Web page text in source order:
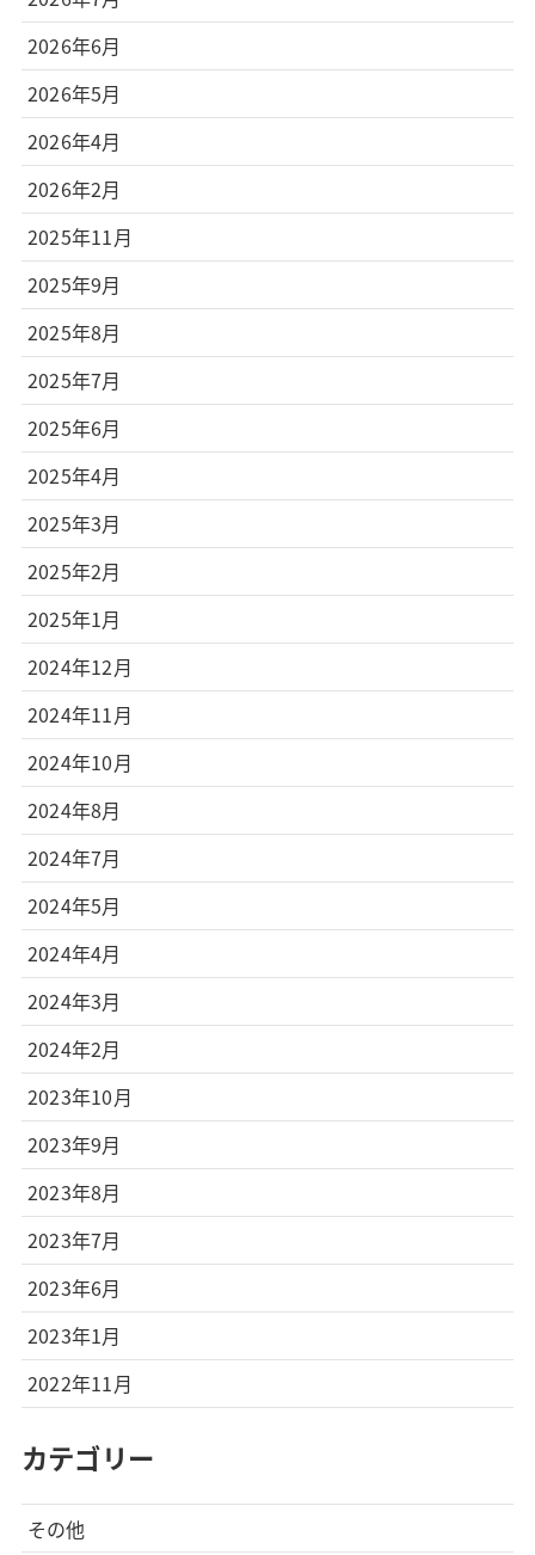
2026年6月
2026年5月
2026年4月
2026年2月
2025年11月
2025年9月
2025年8月
2025年7月
2025年6月
2025年4月
2025年3月
2025年2月
2025年1月
2024年12月
2024年11月
2024年10月
2024年8月
2024年7月
2024年5月
2024年4月
2024年3月
2024年2月
2023年10月
2023年9月
2023年8月
2023年7月
2023年6月
2023年1月
2022年11月
カテゴリー
その他